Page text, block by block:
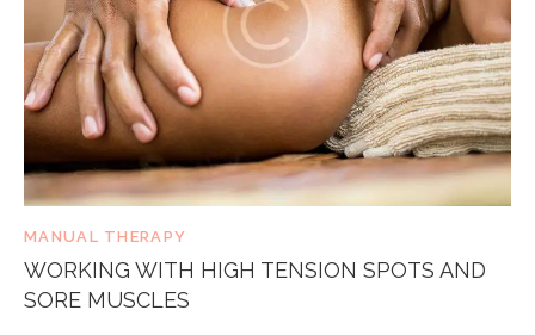
MANUAL THERAPY
WORKING WITH HIGH TENSION SPOTS AND
SORE MUSCLES